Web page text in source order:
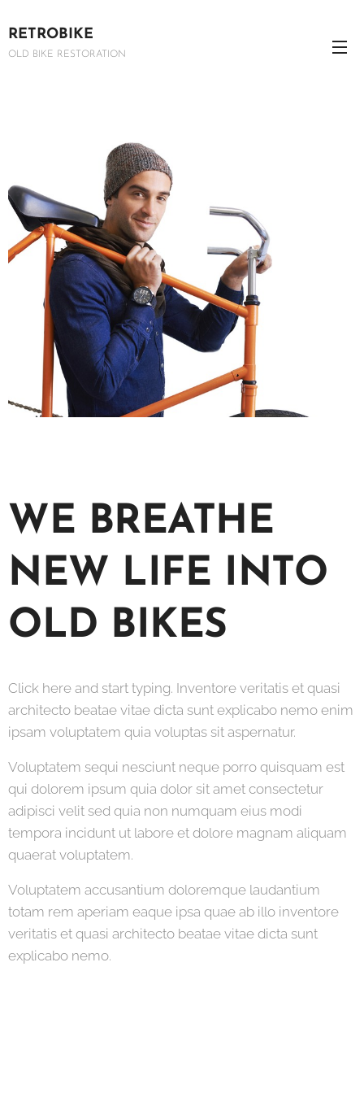
RETROBIKE
OLD BIKE RESTORATION
WE BREATHE
NEW LIFE INTO
OLD BIKES
Click here and start typing. Inventore veritatis et quasi
architecto beatae vitae dicta sunt explicabo nemo enim
ipsam voluptatem quia voluptas sit aspernatur.
Voluptatem sequi nesciunt neque porro quisquam est
qui dolorem ipsum quia dolor sit amet consectetur
adipisci velit sed quia non numquam eius modi
tempora incidunt ut labore et dolore magnam aliquam
quaerat voluptatem.
Voluptatem accusantium doloremque laudantium
totam rem aperiam eaque ipsa quae ab illo inventore
veritatis et quasi architecto beatae vitae dicta sunt
explicabo nemo.